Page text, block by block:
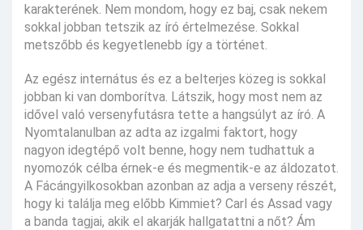
karakterének. Nem mondom, hogy ez baj, csak nekem
sokkal jobban tetszik az író értelmezése. Sokkal
metszőbb és kegyetlenebb így a történet.
Az egész internátus és ez a belterjes közeg is sokkal
jobban ki van domborítva. Látszik, hogy most nem az
idővel való versenyfutásra tette a hangsúlyt az író. A
Nyomtalanulban az adta az izgalmi faktort, hogy
nagyon idegtépő volt benne, hogy nem tudhattuk a
nyomozók célba érnek-e és megmentik-e az áldozatot.
A Fácángyilkosokban azonban az adja a verseny részét,
hogy ki találja meg előbb Kimmiet? Carl és Assad vagy
a banda tagjai, akik el akarják hallgatattni a nőt? Ám